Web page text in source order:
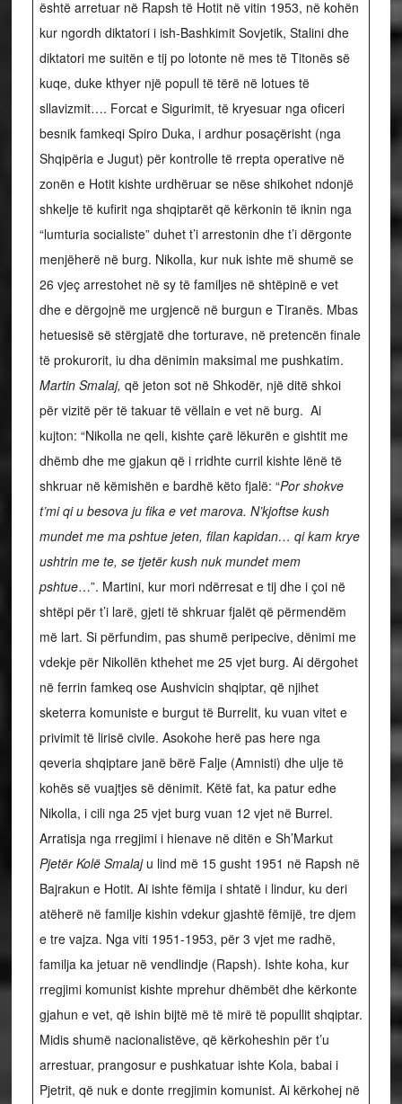
është arretuar në Rapsh të Hotit në vitin 1953, në kohën
kur ngordh diktatori i ish-Bashkimit Sovjetik, Stalini dhe
diktatori me suitën e tij po lotonte në mes të Titonës së
kuqe, duke kthyer një popull të tërë në lotues të
sllavizmit…. Forcat e Sigurimit, të kryesuar nga oficeri
besnik famkeqi Spiro Duka, i ardhur posaçërisht (nga
Shqipëria e Jugut) për kontrolle të rrepta operative në
zonën e Hotit kishte urdhëruar se nëse shikohet ndonjë
shkelje të kufirit nga shqiptarët që kërkonin të iknin nga
“lumturia socialiste” duhet t’i arrestonin dhe t’i dërgonte
menjëherë në burg. Nikolla, kur nuk ishte më shumë se
26 vjeç arrestohet në sy të familjes në shtëpinë e vet
dhe e dërgojnë me urgjencë në burgun e Tiranës. Mbas
hetuesisë së stërgjatë dhe torturave, në pretencën finale
të prokurorit, iu dha dënimin maksimal me pushkatim.
Martin Smalaj, që jeton sot në Shkodër, një ditë shkoi
për vizitë për të takuar të vëllain e vet në burg. Ai
kujton: “Nikolla ne qeli, kishte çarë lëkurën e gishtit me
dhëmb dhe me gjakun që i rridhte curril kishte lënë të
shkruar në këmishën e bardhë këto fjalë: “Por shokve
t’mi qi u besova ju fika e vet marova. N’kjoftse kush
mundet me ma pshtue jeten, filan kapidan… qi kam krye
ushtrin me te, se tjetër kush nuk mundet mem
pshtue…”. Martini, kur mori ndërresat e tij dhe i çoi në
shtëpi për t’i larë, gjeti të shkruar fjalët që përmendëm
më lart. Si përfundim, pas shumë peripecive, dënimi me
vdekje për Nikollën kthehet me 25 vjet burg. Ai dërgohet
në ferrin famkeq ose Aushvicin shqiptar, që njihet
sketerra komuniste e burgut të Burrelit, ku vuan vitet e
privimit të lirisë civile. Asokohe herë pas here nga
qeveria shqiptare janë bërë Falje (Amnisti) dhe ulje të
kohës së vuajtjes së dënimit. Këtë fat, ka patur edhe
Nikolla, i cili nga 25 vjet burg vuan 12 vjet në Burrel.
Arratisja nga rregjimi i hienave në ditën e Sh’Markut
Pjetër Kolë Smalaj u lind më 15 gusht 1951 në Rapsh në
Bajrakun e Hotit. Ai ishte fëmija i shtatë i lindur, ku deri
atëherë në familje kishin vdekur gjashtë fëmijë, tre djem
e tre vajza. Nga viti 1951-1953, për 3 vjet me radhë,
familja ka jetuar në vendlindje (Rapsh). Ishte koha, kur
rregjimi komunist kishte mprehur dhëmbët dhe kërkonte
gjahun e vet, që ishin bijtë më të mirë të popullit shqiptar.
Midis shumë nacionalistëve, që kërkoheshin për t’u
arrestuar, prangosur e pushkatuar ishte Kola, babai i
Pjetrit, që nuk e donte rregjimin komunist. Ai kërkohej në